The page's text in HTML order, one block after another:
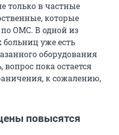
только в частные
которые
ОМС. В одной из
уже есть
оборудования
пока остается
к сожалению,
повысятся